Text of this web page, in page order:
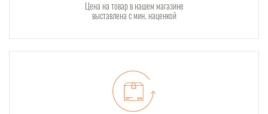
Цена на товар в нашем магазине
выставлена с мин. наценкой